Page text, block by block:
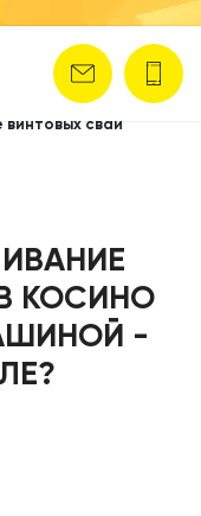
винтовых свай
КОСИНО
-